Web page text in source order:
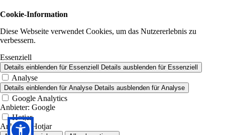
Cookie-Information
Diese Webseite verwendet Cookies, um das Nutzererlebnis zu
verbessern.
Essenziell
Details einblenden für Essenziell Details ausblenden für Essenziell
Analyse
Details einblenden für Analyse Details ausblenden für Analyse
Google Analytics
Anbieter: Google
Hotjar
Anbieter: Hotjar